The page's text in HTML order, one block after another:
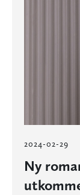
2024-02-29
Ny